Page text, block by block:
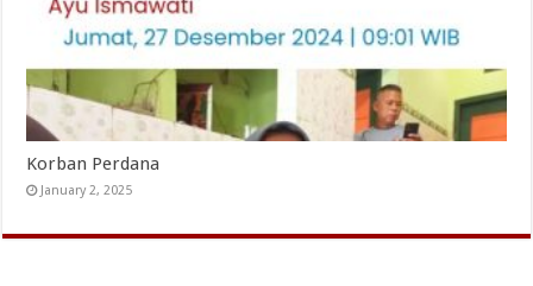
Korban Perdana
January 2, 2025